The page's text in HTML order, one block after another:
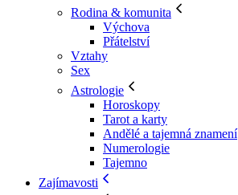
Rodina & komunita
Výchova
Přátelství
Vztahy
Sex
Astrologie
Horoskopy
Tarot a karty
Andělé a tajemná znamení
Numerologie
Tajemno
Zajímavosti